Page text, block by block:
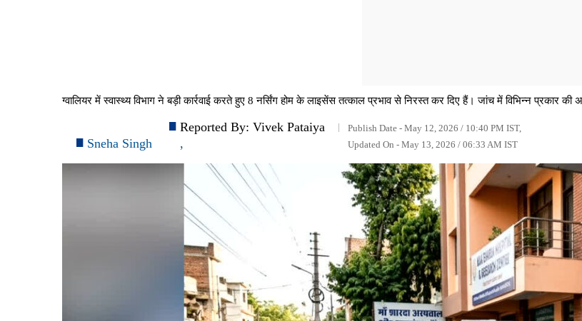
ग्वालियर में स्वास्थ्य विभाग ने बड़ी कार्रवाई करते हुए 8 नर्सिंग होम के लाइसेंस तत्काल प्रभाव से निरस्त कर दिए हैं। जांच में विभिन्न प्रकार की
Sneha Singh
Reported By: Vivek Pataiya
,
Publish Date - May 12, 2026 / 10:40 PM IST,
Updated On - May 13, 2026 / 06:33 AM IST